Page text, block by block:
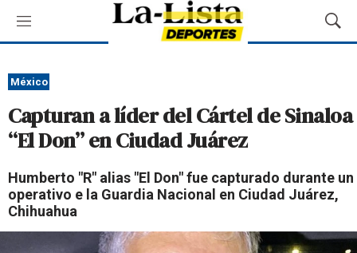
M
e
ú
M
o
a
r
s
q
e
México
Capturan a líder del Cártel de Sinaloa
“El Don” en Ciudad Juárez
Humberto "R" alias "El Don" fue capturado durante un
operativo e la Guardia Nacional en Ciudad Juárez,
Chihuahua